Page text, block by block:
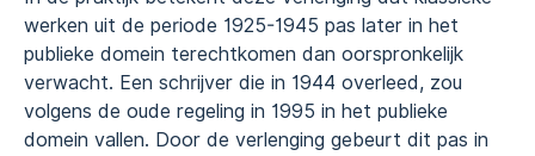
werken uit de periode 1925-1945 pas later in het
publieke domein terechtkomen dan oorspronkelijk
verwacht. Een schrijver die in 1944 overleed, zou
volgens de oude regeling in 1995 in het publieke
domein vallen. Door de verlenging gebeurt dit pas in